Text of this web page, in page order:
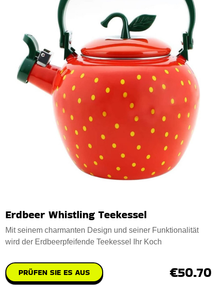
Erdbeer Whistling Teekessel
Mit seinem charmanten Design und seiner Funktionalität
wird der Erdbeerpfeifende Teekessel Ihr Koch
PRÜFEN SIE ES AUS €50.70